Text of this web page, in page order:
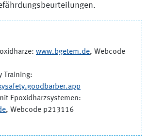
www.bgetem.de, Webcode
Training:
Epoxidharzsystemen:
, Webcode p213116